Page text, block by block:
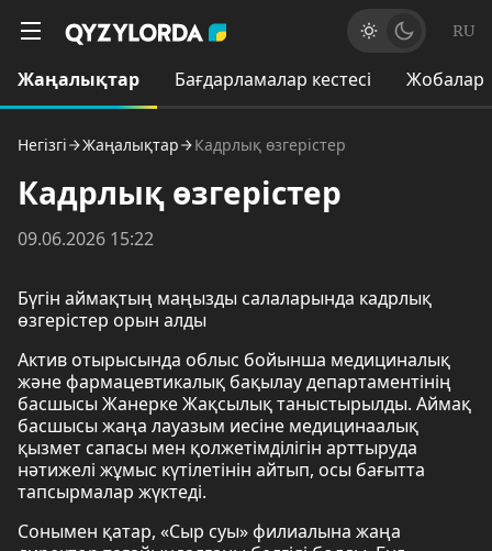
RU
Жаңалықтар Бағдарламалар кестесі Жобалар
Негізгі Жаңалықтар Кадрлық өзгерістер
Кадрлық өзгерістер
09.06.2026 15:22
Бүгін аймақтың маңызды салаларында кадрлық
өзгерістер орын алды
Актив отырысында облыс бойынша медициналық
және фармацевтикалық бақылау департаментінің
басшысы Жанерке Жақсылық таныстырылды. Аймақ
басшысы жаңа лауазым иесіне медицинаалық
қызмет сапасы мен қолжетімділігін арттыруда
нәтижелі жұмыс күтілетінін айтып, осы бағытта
тапсырмалар жүктеді.
Сонымен қатар, «Сыр суы» филиалына жаңа